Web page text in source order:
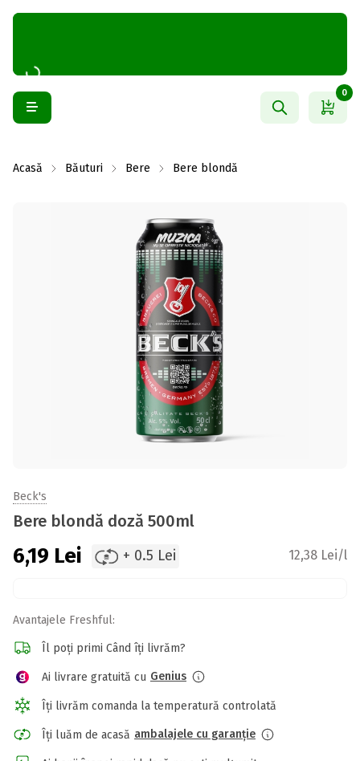
0
Acasă Băuturi Bere Bere blondă
Beck's
Bere blondă doză 500ml
6,19 Lei + 0.5 Lei 12,38 Lei/l
Avantajele Freshful:
Îl poți primi Când îți livrăm?
Ai livrare gratuită cu Genius
Îți livrăm comanda la temperatură controlată
Îți luăm de acasă ambalajele cu garanție